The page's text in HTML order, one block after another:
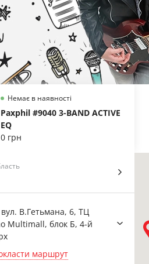
Немає в наявності
Paxphil #9040 3-BAND ACTIVE
EQ
0 грн
вул. В.Гетьмана, 6, ТЦ
Multimall, блок Б, 4-й
маршрут